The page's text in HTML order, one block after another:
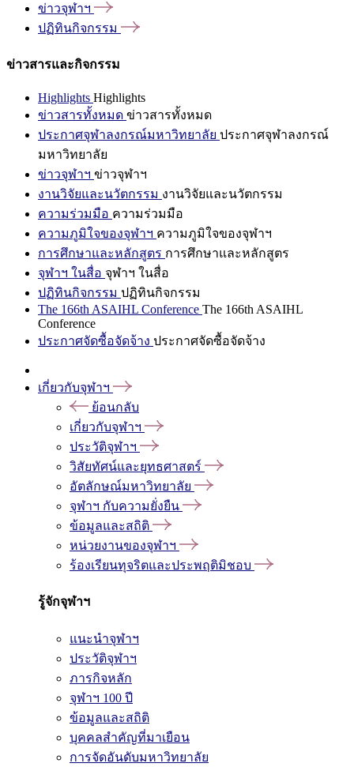
ข่าวจุฬาฯ
ปฏิทินกิจกรรม
ข่าวสารและกิจกรรม
Highlights Highlights
ข่าวสารทั้งหมด ข่าวสารทั้งหมด
ประกาศจุฬาลงกรณ์มหาวิทยาลัย ประกาศจุฬาลงกรณ์
มหาวิทยาลัย
ข่าวจุฬาฯ ข่าวจุฬาฯ
งานวิจัยและนวัตกรรม งานวิจัยและนวัตกรรม
ความร่วมมือ ความร่วมมือ
ความภูมิใจของจุฬาฯ ความภูมิใจของจุฬาฯ
การศึกษาและหลักสูตร การศึกษาและหลักสูตร
จุฬาฯ ในสื่อ จุฬาฯ ในสื่อ
ปฏิทินกิจกรรม ปฏิทินกิจกรรม
The 166th ASAIHL Conference The 166th ASAIHL
Conference
ประกาศจัดซื้อจัดจ้าง ประกาศจัดซื้อจัดจ้าง
เกี่ยวกับจุฬาฯ
ย้อนกลับ
เกี่ยวกับจุฬาฯ
ประวัติจุฬาฯ
วิสัยทัศน์และยุทธศาสตร์
อัตลักษณ์มหาวิทยาลัย
จุฬาฯ กับความยั่งยืน
ข้อมูลและสถิติ
หน่วยงานของจุฬาฯ
ร้องเรียนทุจริตและประพฤติมิชอบ
รู้จักจุฬาฯ
แนะนำจุฬาฯ
ประวัติจุฬาฯ
ภารกิจหลัก
จุฬาฯ 100 ปี
ข้อมูลและสถิติ
บุคคลสำคัญที่มาเยือน
การจัดอันดับมหาวิทยาลัย